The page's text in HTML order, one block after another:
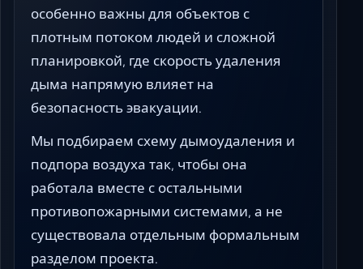
особенно важны для объектов с
плотным потоком людей и сложной
планировкой, где скорость удаления
дыма напрямую влияет на
безопасность эвакуации.
Мы подбираем схему дымоудаления и
подпора воздуха так, чтобы она
работала вместе с остальными
противопожарными системами, а не
существовала отдельным формальным
разделом проекта.